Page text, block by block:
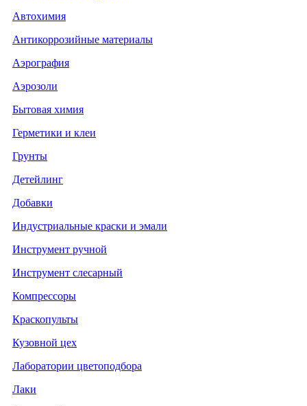
Автохимия
Антикоррозийные материалы
Аэрография
Аэрозоли
Бытовая химия
Герметики и клеи
Грунты
Детейлинг
Добавки
Индустриальные краски и эмали
Инструмент ручной
Инструмент слесарный
Компрессоры
Краскопульты
Кузовной цех
Лаборатории цветоподбора
Лаки